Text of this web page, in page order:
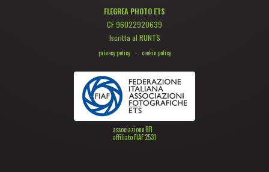
FLEGREA PHOTO ETS
CF 96022920639
Iscritta al RUNTS
privacy policy - cookie policy
associazione BFI
affiliato FIAF 2531